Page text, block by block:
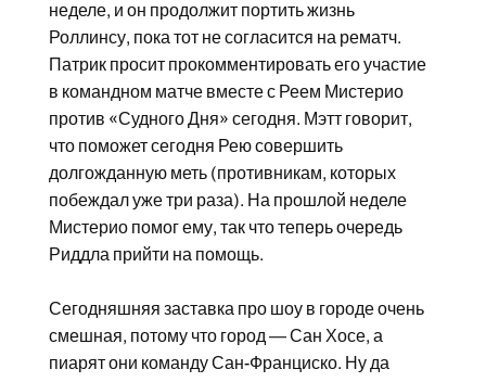
неделе, и он продолжит портить жизнь
Роллинсу, пока тот не согласится на рематч.
Патрик просит прокомментировать его участие
в командном матче вместе с Реем Мистерио
против «Судного Дня» сегодня. Мэтт говорит,
что поможет сегодня Рею совершить
долгожданную меть (противникам, которых
побеждал уже три раза). На прошлой неделе
Мистерио помог ему, так что теперь очередь
Риддла прийти на помощь.
Сегодняшняя заставка про шоу в городе очень
смешная, потому что город — Сан Хосе, а
пиарят они команду Сан-Франциско. Ну да